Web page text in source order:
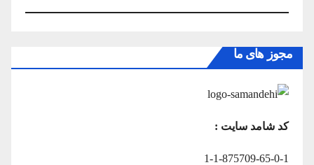
مجوز های ما
کد شامد سایت :
1-1-875709-65-0-1